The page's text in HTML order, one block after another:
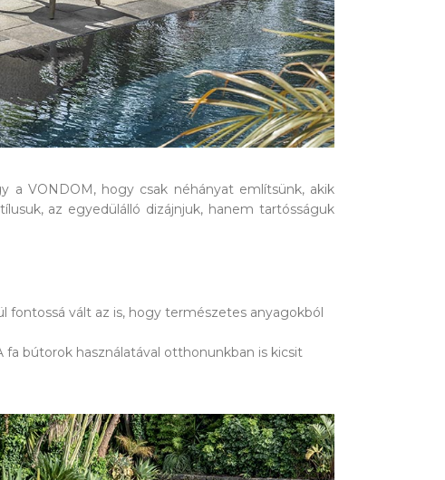
a VONDOM, hogy csak néhányat említsünk, akik
az egyedülálló dizájnjuk, hanem tartósságuk
fontossá vált az is, hogy természetes anyagokból
bútorok használatával otthonunkban is kicsit